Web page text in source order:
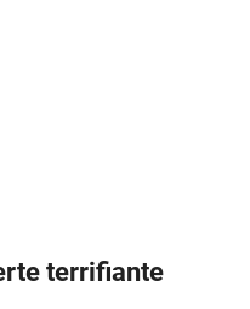
terrifiante